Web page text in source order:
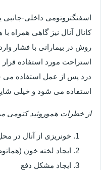
اسفنگتروتومی داخلی-جانبی
کانال آنال نیز گاهی همراه
روش در بیمارانی با فشار
استراحت مورد استفاده
درد پس از عمل استفاده می
استفاده می شود و خیلی
از خطرات هموروئید کتومی
خونریزی از آنال در
ایجاد لخته خون
ایجاد مشکل دفع